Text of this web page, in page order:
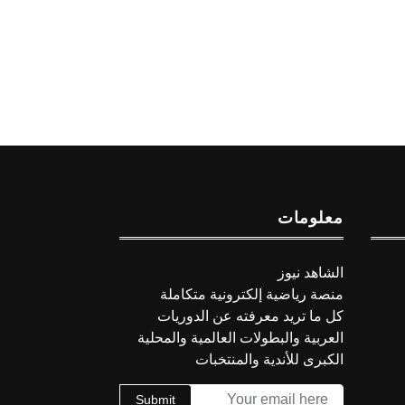
معلومات
الشاهد نيوز
منصة رياضية إلكترونية متكاملة
كل ما تريد معرفته عن الدوريات
العربية والبطولات العالمية والمحلية
الكبرى للأندية والمنتخبات
Submit